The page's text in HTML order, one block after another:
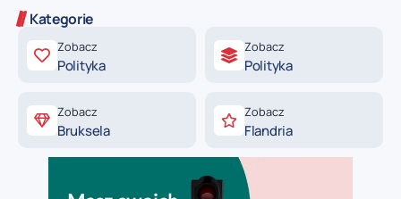
Kategorie
Zobacz
Polityka
Zobacz
Polityka
Zobacz
Bruksela
Zobacz
Flandria